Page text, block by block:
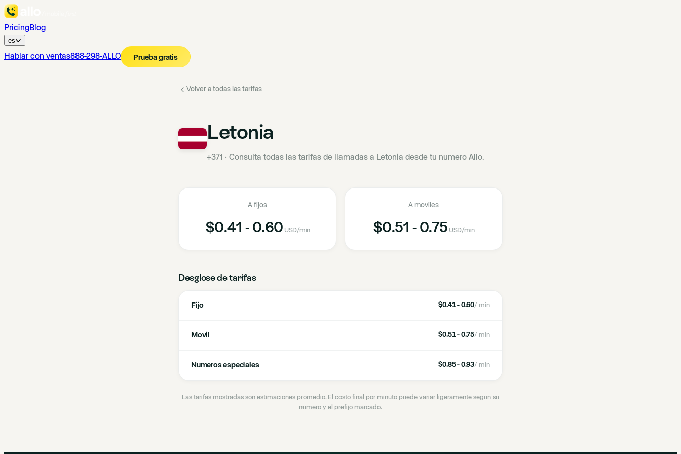
PricingBlog
es
Hablar con ventas888-298-ALLO Prueba gratis
Volver a todas las tarifas
Letonia
+371 · Consulta todas las tarifas de llamadas a Letonia desde tu numero Allo.
A fijos
$0.41 - 0.60 USD/min
A moviles
$0.51 - 0.75 USD/min
Desglose de tarifas
Fijo $0.41 - 0.60/ min
Movil $0.51 - 0.75/ min
Numeros especiales $0.85 - 0.93/ min
Las tarifas mostradas son estimaciones promedio. El costo final por minuto puede variar ligeramente segun su
numero y el prefijo marcado.